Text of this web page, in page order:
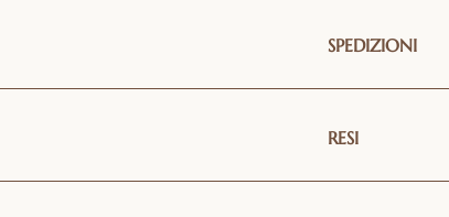
SPEDIZIONI
RESI